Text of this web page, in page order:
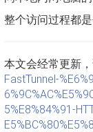
整个访问过程都
本文会经常更新
FastTunnel-
5%E8%84%91-